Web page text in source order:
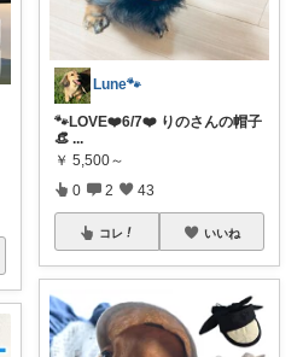
Lune🐾
🐾LOVE❤️6/7❤️ りのさんの帽子
👒 ...
￥ 5,500～
0 2 43
コレ いいね